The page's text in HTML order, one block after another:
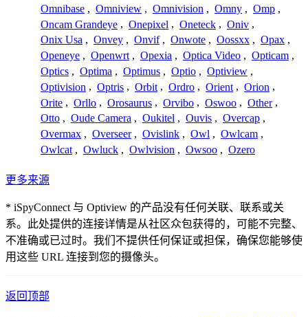
Omnibase , Omniview , Omnivision , Omny , Omp ,
Oncam Grandeye , Onepixel , Oneteck , Oniv ,
Onix Usa , Onvey , Onvif , Onwote , Oossxx , Opax ,
Openeye , Openwrt , Opexia , Optica Video , Opticam ,
Optics , Optima , Optimus , Optio , Optiview ,
Optivision , Optris , Orbit , Ordro , Orient , Orion ,
Orite , Orllo , Orosaurus , Orvibo , Oswoo , Other ,
Otto , Oude Camera , Oukitel , Ouvis , Overcap ,
Overmax , Overseer , Ovislink , Owl , Owlcam ,
Owlcat , Owluck , Owlvision , Owsoo , Ozero
更多来源
* iSpyConnect 与 Optiview 的产品没有任何关联、联系或关
系。此处提供的连接详情是从社区众包获得的，可能不完整、
不准确或已过时。我们不提供任何保证或担保，确保您能够使
用这些 URL 连接到您的摄像头。
返回顶部